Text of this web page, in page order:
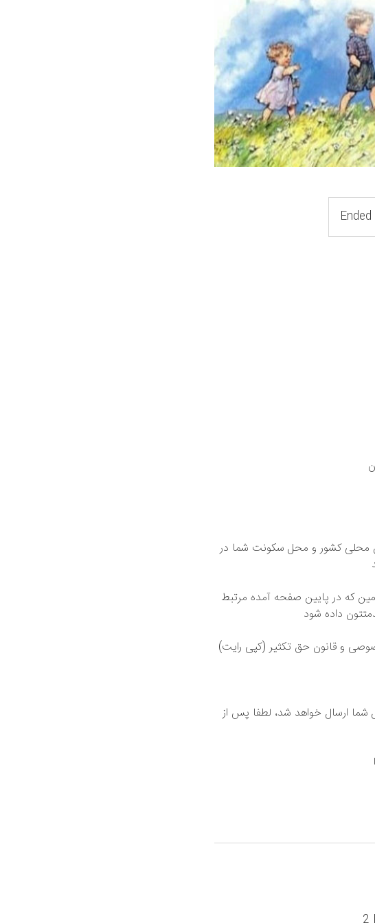
Ended
محلی کشور و محل سکونت شما در
که در پایین صفحه آمده مرتبط
داده شود
و قانون حق تکثیر (کپی رایت)
شما ارسال خواهد شد، لطفا پس از